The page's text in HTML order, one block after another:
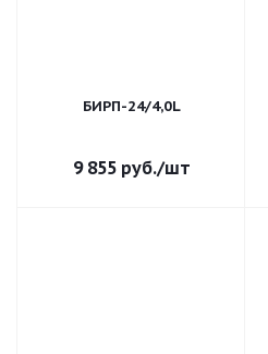
БИРП-24/4,0L
9 855руб./шт